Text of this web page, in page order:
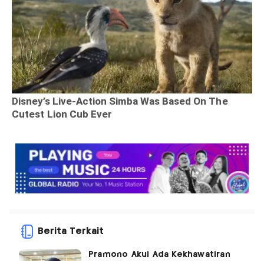
Berita Terkait
Pramono Akui Ada Kekhawatiran